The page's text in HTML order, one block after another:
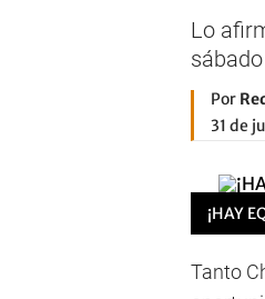
Lo
Por
31 de
¡HAY
Tanto